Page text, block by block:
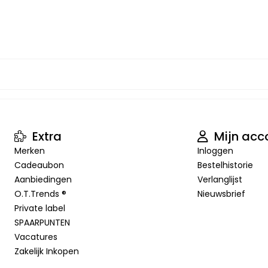
Extra
Merken
Cadeaubon
Aanbiedingen
O.T.Trends ®
Private label
SPAARPUNTEN
Vacatures
Zakelijk Inkopen
Mijn
Inloggen
Bestelhistorie
Verlanglijst
Nieuwsbrief